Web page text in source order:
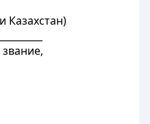
Казахстан)